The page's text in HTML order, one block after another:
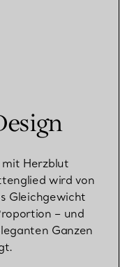
Herzblut
wird von
Gleichgewicht
– und
Ganzen